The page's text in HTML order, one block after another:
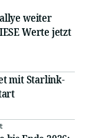
weiter
Werte jetzt
mit Starlink-